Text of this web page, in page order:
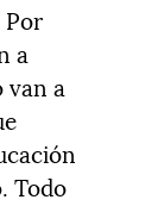
Por
a
van a
Todo